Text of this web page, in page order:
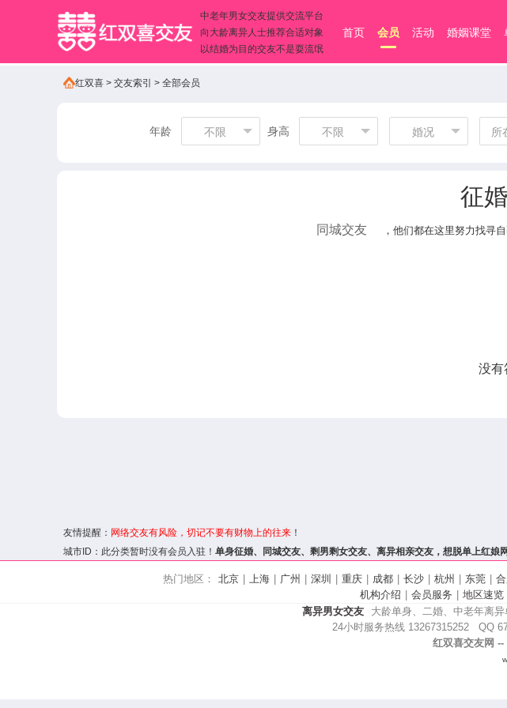
中老年男女交友提供交流平台
向大龄离异人士推荐合适对象
以结婚为目的交友不是耍流氓
首页 会员 活动 婚姻课堂
红双喜 > 交友索引 > 全部会员
年龄 不限 身高 不限 婚况 所
征
同城交友 ，他们都在这里努力找寻
没有
友情提醒： 网络交友有风险，切记不要有财物上的往来 ！
城市ID：此分类暂时没有会员入驻！ 单身征婚、 同城交友、剩男剩女交友、离异相亲交友，想脱单上红娘网
热门地区： 北京 上海 广州 深圳 重庆 成都 长沙 杭州 东莞
机构介绍
会员服务 地区速览
离异男女交友
大龄单身、二婚、中老年离
24小时服务热线 13267315252 QQ
红双喜交友网